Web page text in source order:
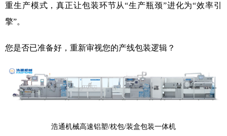
重生产模式，真正让包装环节从“生产瓶颈”进化为“效率引
擎”。
您是否已准备好，重新审视您的产线包装逻辑？
浩通机械高速铝塑/枕包/装盒包装一体机